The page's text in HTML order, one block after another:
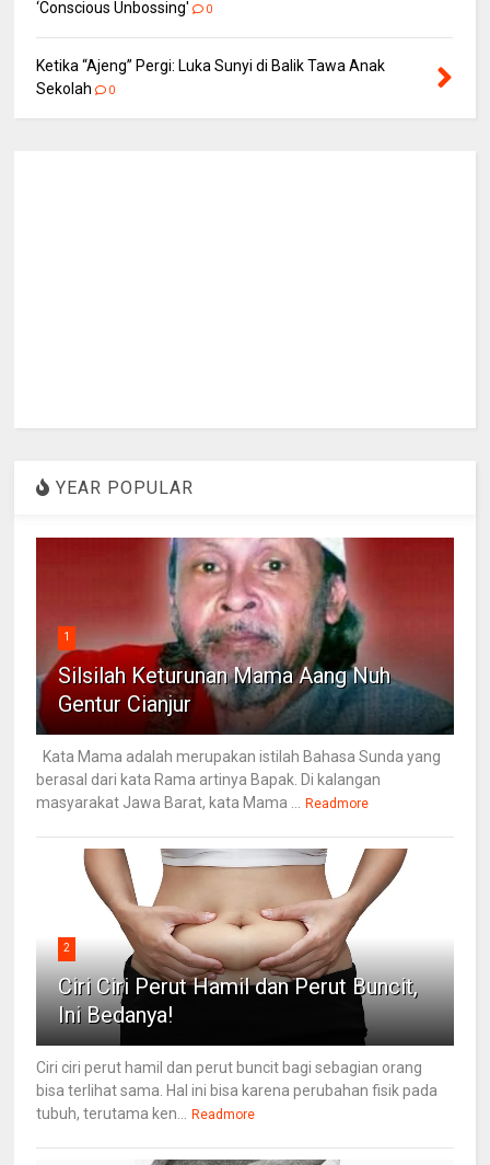
‘Conscious Unbossing' 0
Ketika “Ajeng” Pergi: Luka Sunyi di Balik Tawa Anak
Sekolah
0
YEAR POPULAR
1
Silsilah Keturunan Mama Aang Nuh
Gentur Cianjur
Kata Mama adalah merupakan istilah Bahasa Sunda yang
berasal dari kata Rama artinya Bapak. Di kalangan
masyarakat Jawa Barat, kata Mama ...
Readmore
2
Ciri Ciri Perut Hamil dan Perut Buncit,
Ini Bedanya!
Ciri ciri perut hamil dan perut buncit bagi sebagian orang
bisa terlihat sama. Hal ini bisa karena perubahan fisik pada
tubuh, terutama ken...
Readmore